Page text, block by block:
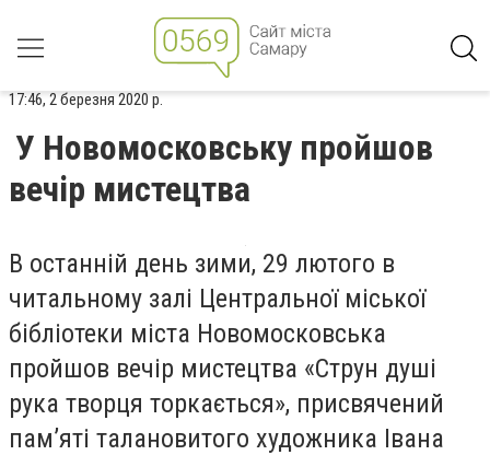
17:46, 2 березня 2020 р.
У Новомосковську пройшов
вечір мистецтва
В останній день зими, 29 лютого в
читальному залі Центральної міської
бібліотеки міста Новомосковська
пройшов вечір мистецтва «Струн душі
рука творця торкається», присвячений
пам’яті талановитого художника Івана